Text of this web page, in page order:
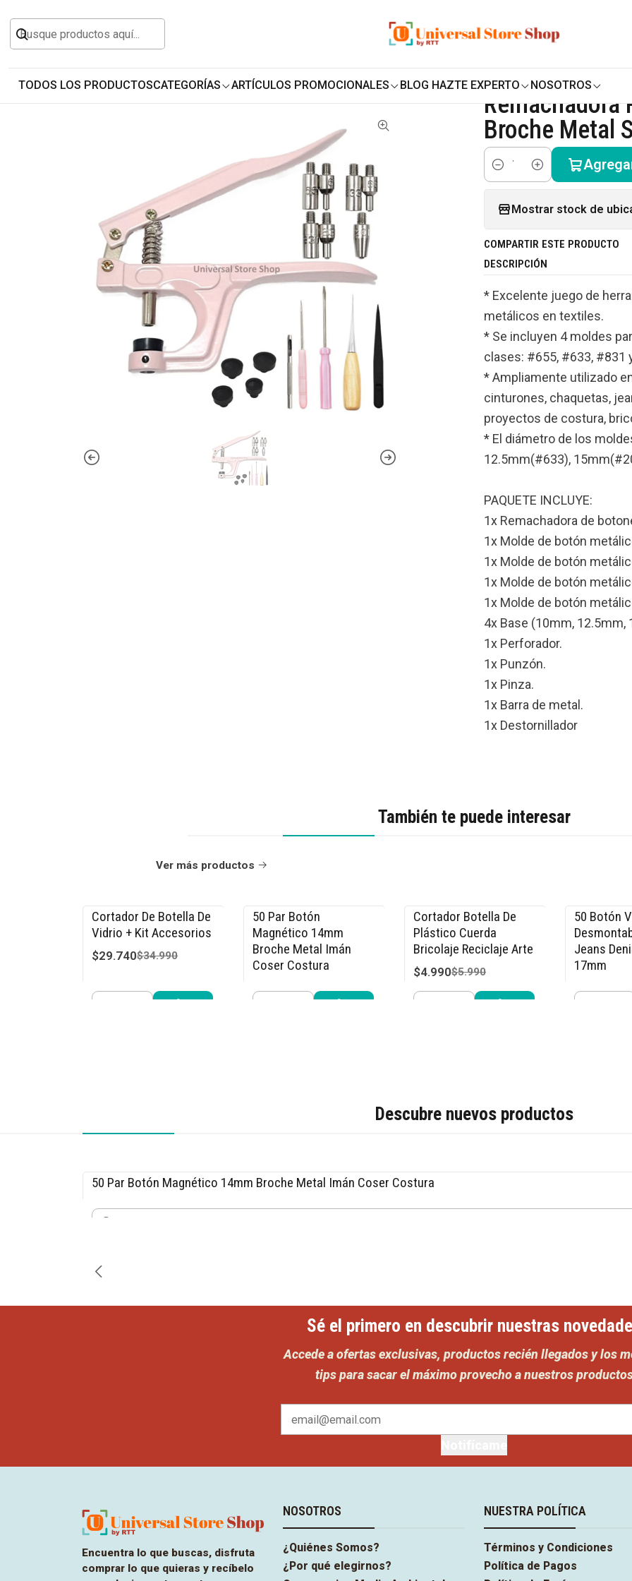
TODOS LOS PRODUCTOSCATEGORÍAS ARTÍCULOS PROMOCIONALES BLOG HAZTE EXPERTO NOSOTROS
Inicio Todos los Productos Costura y Bordado
|
Remachadora
Broche Metal
Cantidad
Mostrar stock de
COMPARTIR ESTE PRODUCTO
DESCRIPCIÓN
* Excelente juego de
metálicos en textiles.
* Se incluyen 4 moldes
clases: #655, #633, #831
* Ampliamente utilizado
cinturones, chaquetas,
proyectos de costura,
* El diámetro de los
12.5mm(#633),
PAQUETE INCLUYE:
1x Remachadora de
1x Molde de botón
1x Molde de botón
1x Molde de botón
1x Molde de botón
4x Base (10mm, 12.5mm,
1x Perforador.
1x Punzón.
1x Pinza.
1x Barra de metal.
1x Destornillador
También te puede interesar
Ver más productos
-15% OFF
Cortador De Botella De
Vidrio + Kit Accesorios
$29.740$34.990
-33% OFF
50 Par Botón
Magnético 14mm
Broche Metal Imán
Coser Costura
$9.990$14.990
-17% OFF
Cortador Botella De
Plástico Cuerda
Bricolaje Reciclaje Arte
$4.990$5.990
-15% OFF
50 Botón
Jeans
17mm
$7.640
Descubre nuevos productos
-33% OFF
50 Par Botón Magnético 14mm Broche Metal Imán Coser Costura
$9.990$14.990
Sé el primero en descubrir nuestras
Accede a ofertas exclusivas, productos recién llegados y los
tips para sacar el máximo provecho a nuestros
Encuentra lo que buscas, disfruta
comprar lo que quieras y recíbelo
NOSOTROS
¿Quiénes Somos?
¿Por qué elegirnos?
NUESTRA POLÍTICA
Términos y Condiciones
Política de Pagos